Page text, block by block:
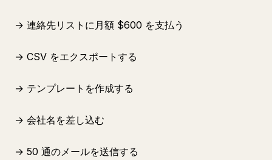
→ 連絡先リストに月額 $600 を支払う
→ CSV をエクスポートする
→ テンプレートを作成する
→ 会社名を差し込む
→ 50 通のメールを送信する